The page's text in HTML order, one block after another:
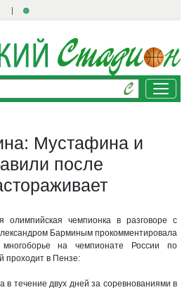
Мустафина и
после
олимпийская чемпионка в разговоре с
Барминым прокомментировала
на чемпионате России по
проходит в Пензе:
течение двух дней за соревнованиями в